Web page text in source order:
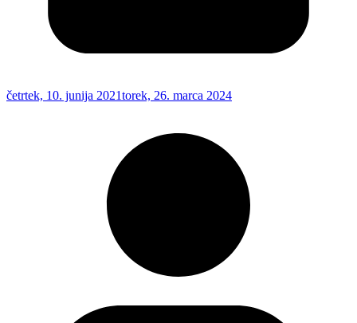
četrtek, 10. junija 2021torek, 26. marca 2024